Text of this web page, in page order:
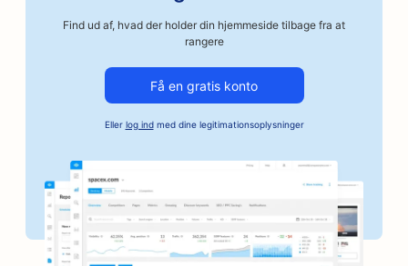
SEO for autoværksteder
SEO for kautionstjenester
SEO for banker
SEO for bagerier
SEO for barbershops
SEO for grillbarer
Find ud af, hvad der holder din hjemmeside tilbage fra at
rangere
Få en gratis konto
Eller log indmed dine legitimationsoplysninger